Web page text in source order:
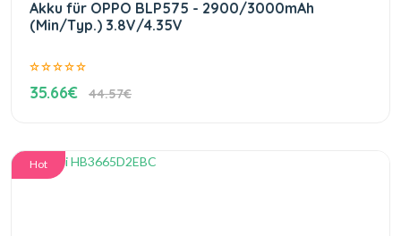
Akku für OPPO BLP575 - 2900/3000mAh
(Min/Typ.) 3.8V/4.35V
35.66€ 44.57€
Hot